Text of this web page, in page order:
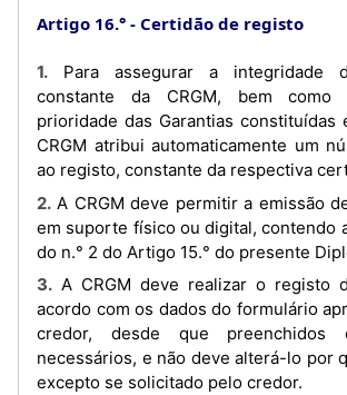
Artigo 16.° Certidão de registo
1. Para assegurar a integridade da informação
constante da CRGM, bem
prioridade das Garantias constituídas
CRGM atribui automaticamente um
ao registo, constante da respectiva
2. A CRGM deve permitir a emissão de uma certidão
em suporte físico ou digital, contendo
do n.° 2 do Artigo 15.° do presente
3. A CRGM deve realizar o registo da Garantia de
acordo com os dados do formulário
credor, desde que preenchidos
necessários, e não deve alterá-lo por
excepto se solicitado pelo credor.